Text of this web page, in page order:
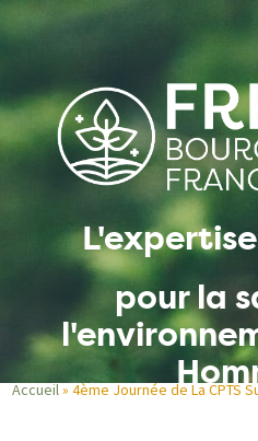
pour la
Accueil 4ème Journée de La CPTS